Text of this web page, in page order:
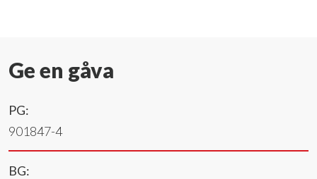
Ge en gåva
PG:
901847-4
BG: